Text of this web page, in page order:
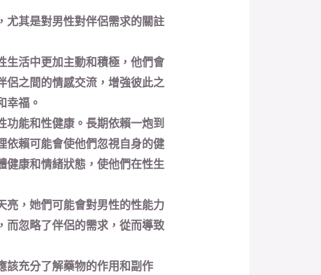
尤其是對男性對伴侶需求的關註
生活中更加主動和積極，他們會
侶之間的情感交流，增強彼此之
幸福。
功能和性健康。長期依賴一炮到
依賴可能會使他們忽視自身的健
健康和情緒狀態，使他們在性生
亮，她們可能會對男性的性能力
而忽略了伴侶的需求，從而導致
該充分了解藥物的作用和副作